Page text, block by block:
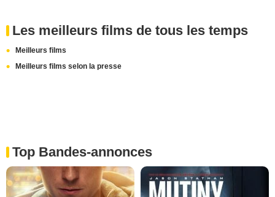
Les meilleurs films de tous les temps
Meilleurs films
Meilleurs films selon la presse
Top Bandes-annonces